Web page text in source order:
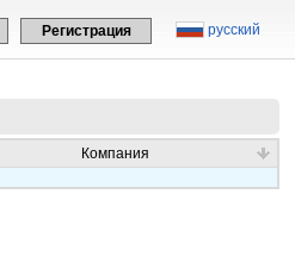
русский
Регистрация
Компания